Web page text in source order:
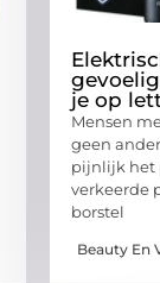
je op
Mensen
geen
pijnlijk het
verkeerde
borstel
Beauty En